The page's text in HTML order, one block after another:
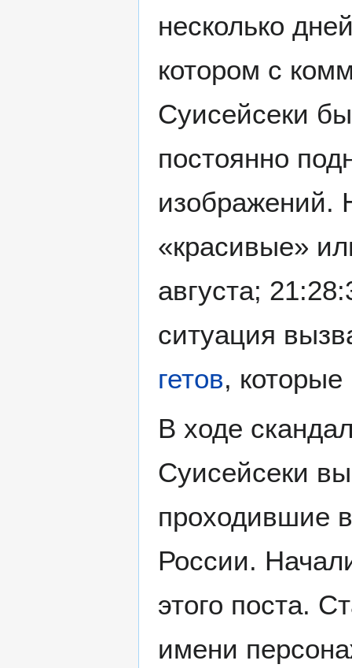
несколько
котором с
Суисейсеки
постоянно
изображений.
«красивые»
августа;
ситуация
гетов, которые
В ходе
Суисейсеки
проходившие
России.
этого поста.
имени